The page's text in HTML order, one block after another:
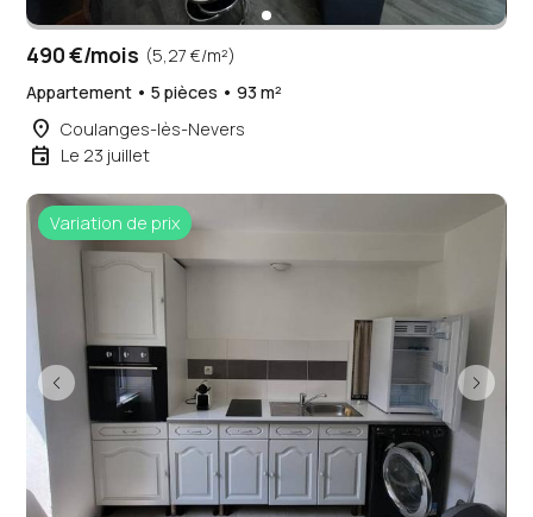
490 €/mois (5,27 €/m²)
Appartement • 5 pièces • 93 m²
place Coulanges-lès-Nevers
event Le 23 juillet
Variation de prix